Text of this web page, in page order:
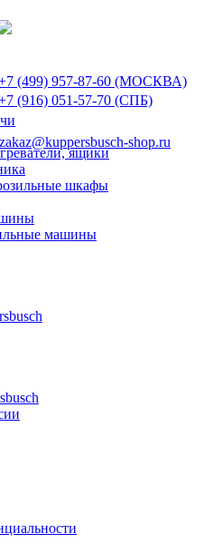
ящики
шкафы
машины
(499) 957-87-60 (МОСКВА)
(916) 051-57-70 (СПБ)
zakaz@kuppersbusch-shop.ru